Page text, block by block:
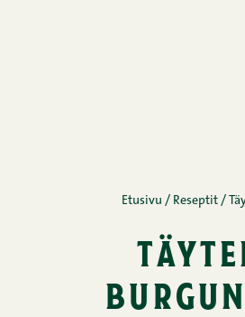
Etusivu / Reseptit /